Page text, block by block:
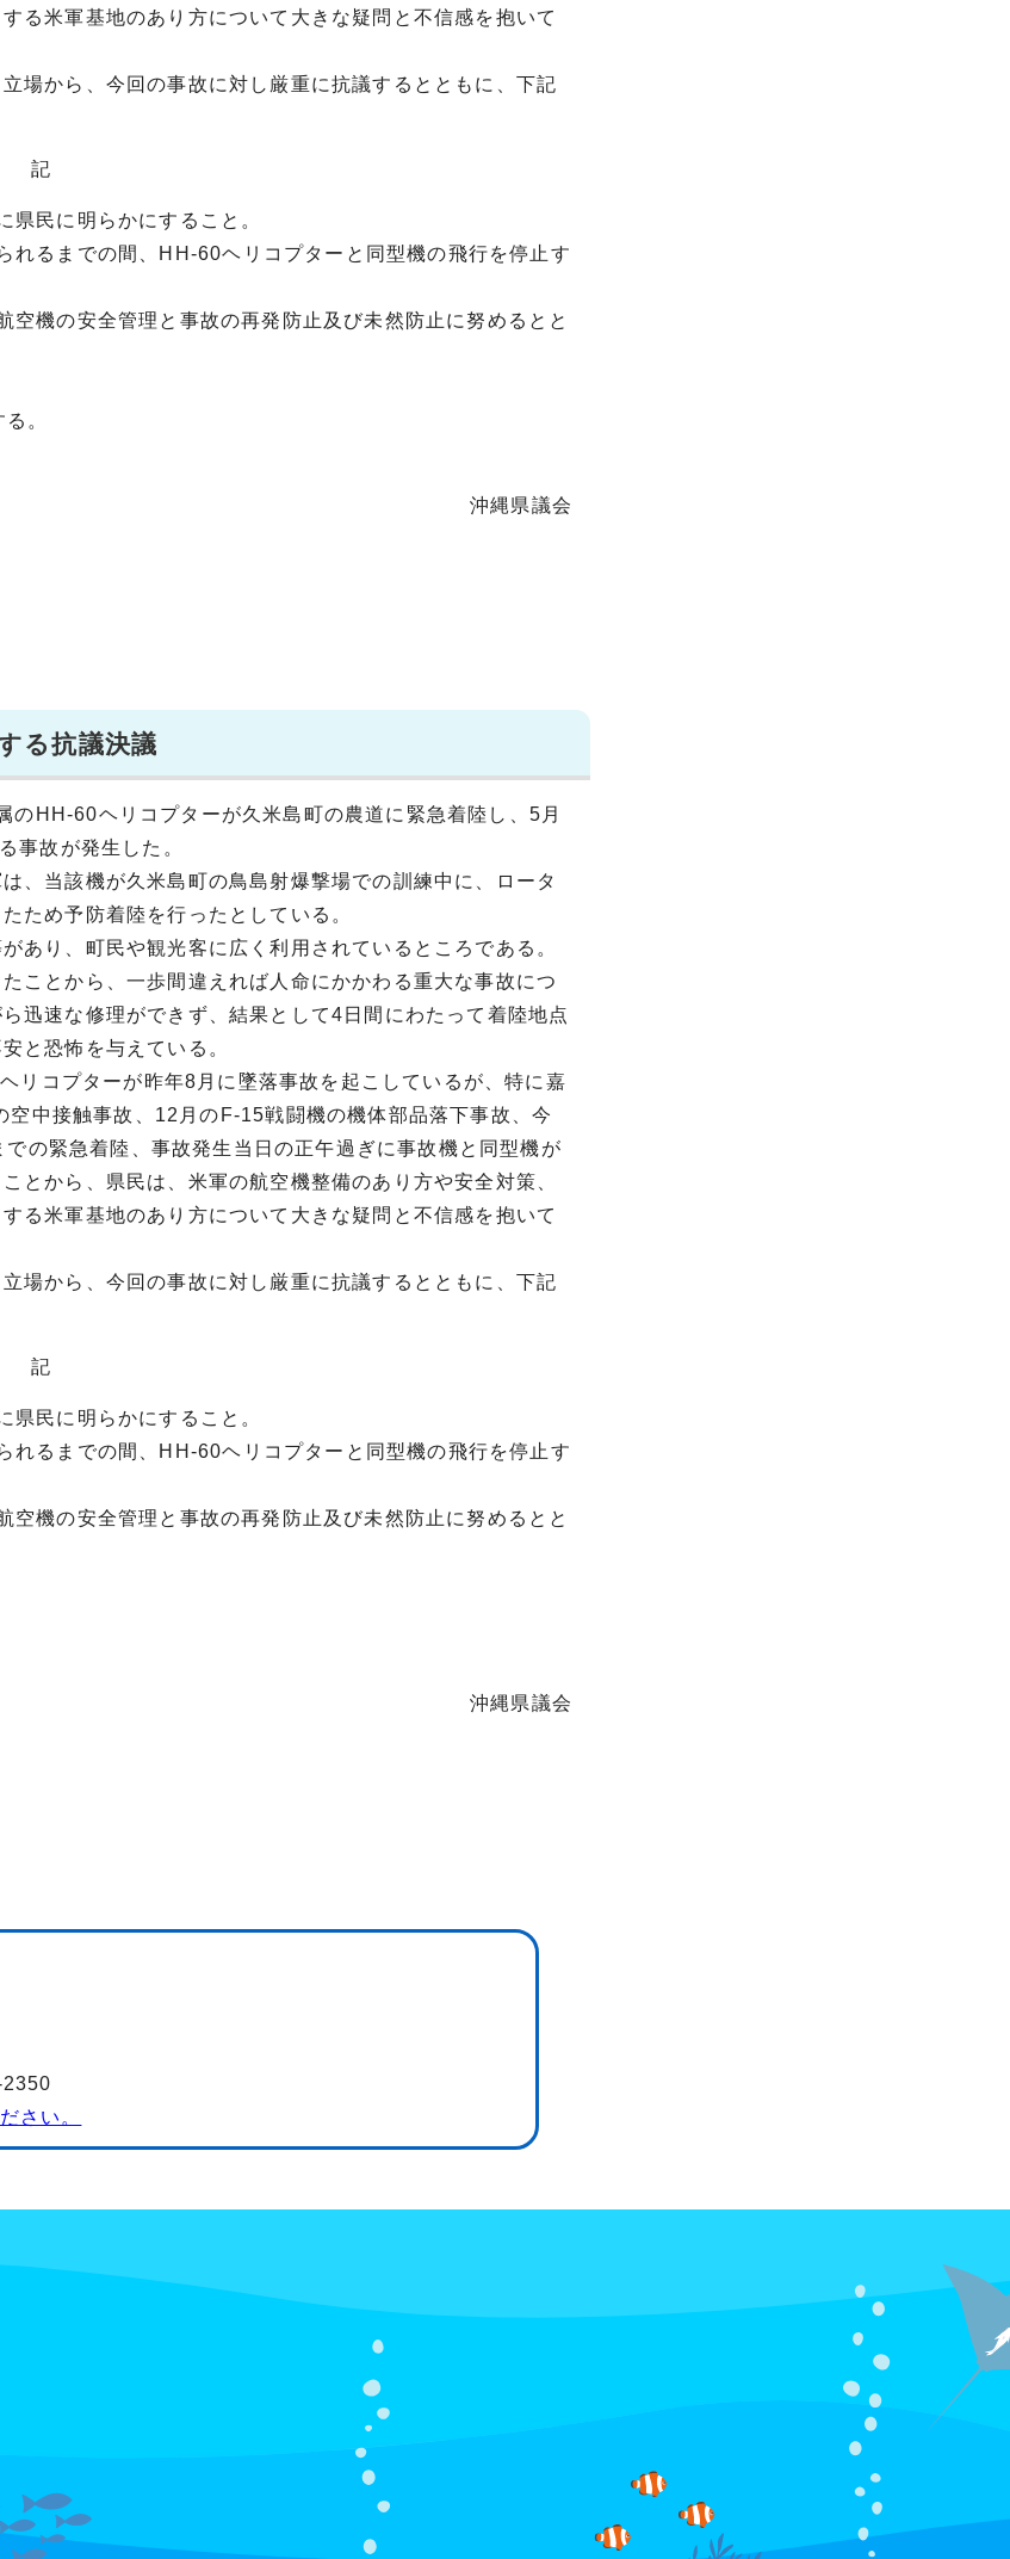
る米軍基地のあり方について大きな疑問と不信感を抱いて
場から、今回の事故に対し厳重に抗議するとともに、下記
記
民に明らかにすること。
るまでの間、HH-60ヘリコプターと同型機の飛行を停止す
機の安全管理と事故の再発防止及び未然防止に努めるとと
。
沖縄県議会
る抗議決議
HH-60ヘリコプターが久米島町の農道に緊急着陸し、5月
事故が発生した。
、当該機が久米島町の鳥島射爆撃場での訓練中に、ロータ
ため予防着陸を行ったとしている。
あり、町民や観光客に広く利用されているところである。
ことから、一歩間違えれば人命にかかわる重大な事故につ
迅速な修理ができず、結果として4日間にわたって着陸地点
と恐怖を与えている。
リコプターが昨年8月に墜落事故を起こしているが、特に嘉
中接触事故、12月のF-15戦闘機の機体部品落下事故、今
の緊急着陸、事故発生当日の正午過ぎに事故機と同型機が
とから、県民は、米軍の航空機整備のあり方や安全対策、
る米軍基地のあり方について大きな疑問と不信感を抱いて
場から、今回の事故に対し厳重に抗議するとともに、下記
記
民に明らかにすること。
るまでの間、HH-60ヘリコプターと同型機の飛行を停止す
機の安全管理と事故の再発防止及び未然防止に努めるとと
沖縄県議会
さい。